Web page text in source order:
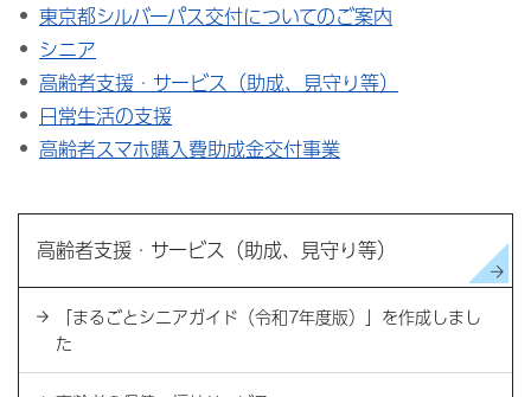
東京都シルバーパス交付についてのご案内
シニア
高齢者支援・サービス（助成、見守り等）
日常生活の支援
高齢者スマホ購入費助成金交付事業
高齢者支援・サービス（助成、見守り等）
「まるごとシニアガイド（令和7年度版）」を作成しまし
た